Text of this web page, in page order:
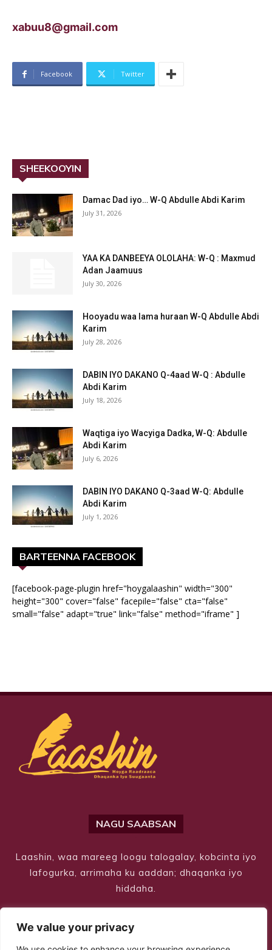
We value your privacy
xabuu8@gmail.com
Facebook Twitter
SHEEKOOYIN
Damac Dad iyo… W-Q Abdulle Abdi Karim
July 31, 2026
YAA KA DANBEEYA OLOLAHA: W-Q : Maxmud
Adan Jaamuus
July 30, 2026
Hooyadu waa lama huraan W-Q Abdulle Abdi
Karim
July 28, 2026
DABIN IYO DAKANO Q-4aad W-Q : Abdulle
Abdi Karim
July 18, 2026
Waqtiga iyo Wacyiga Dadka, W-Q: Abdulle
Abdi Karim
July 6, 2026
DABIN IYO DAKANO Q-3aad W-Q: Abdulle
Abdi Karim
July 1, 2026
BARTEENNA FACEBOOK
[facebook-page-plugin href="hoygalaashin" width="300"
height="300" cover="false" facepile="false" cta="false"
small="false" adapt="true" link="false" method="iframe" ]
NAGU SAABSAN
Laashin, waa mareeg loogu talogalay, kobcinta iyo
lafogurka, arrimaha ku aaddan; dhaqanka iyo
hiddaha.